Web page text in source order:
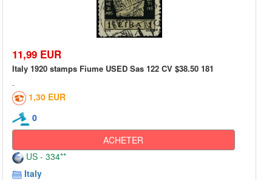
11,99 EUR
Italy 1920 stamps Fiume USED Sas 122 CV $38.50 181
1,30 EUR
0
ACHETER
US - 334**
Italy